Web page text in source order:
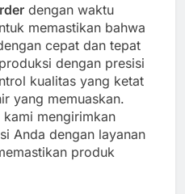
dengan waktu
memastikan bahwa
cepat dan tepat
dengan presisi
kualitas yang ketat
yang memuaskan.
mengirimkan
Anda dengan layanan
produk